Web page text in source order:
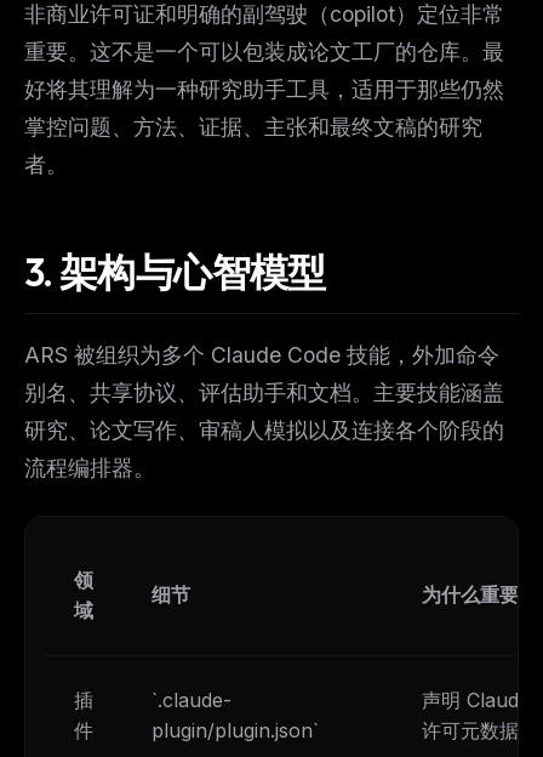
非商业许可证和明确的副驾驶（copilot）定位非常
重要。这不是一个可以包装成论文工厂的仓库。最
好将其理解为一种研究助手工具，适用于那些仍然
掌控问题、方法、证据、主张和最终文稿的研究
者。
3.架构与心智模型
ARS 被组织为多个 Claude Code 技能，外加命令
别名、共享协议、评估助手和文档。主要技能涵盖
研究、论文写作、审稿人模拟以及连接各个阶段的
流程编排器。
领
域
细节 为什么重要
插
件
`.claude-
plugin/plugin.json`
声明 Claude
许可元数据。